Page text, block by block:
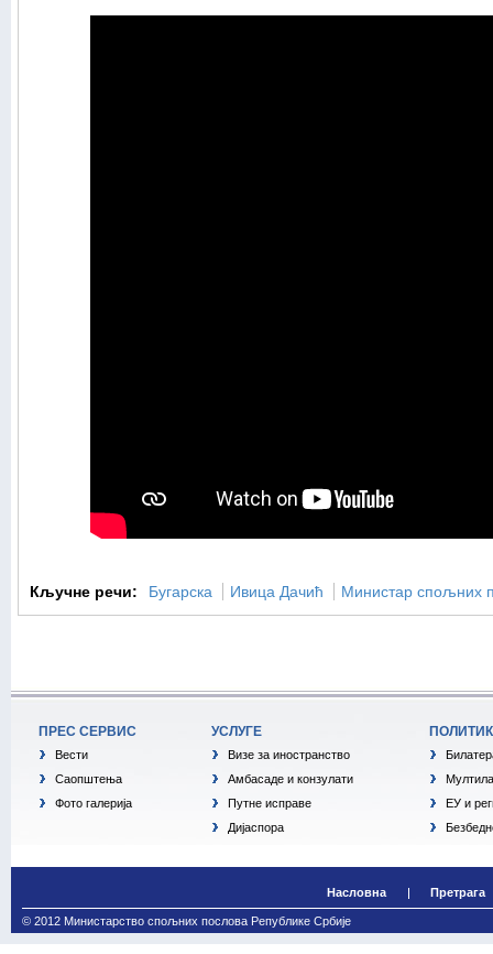
Кључне речи: Бугарска Ивица Дачић Министар спољних
ПРЕС СЕРВИС
Вести
Саопштења
Фото галерија
УСЛУГЕ
Визе за иностранство
Амбасаде и конзулати
Путне исправе
Дијаспора
ЕУ и
Насловна Претрага
© 2012 Министарство спољних послова Републике Србије